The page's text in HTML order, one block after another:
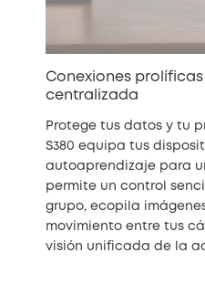
Conexiones
centralizada
Protege tus datos y tu
S380 equipa tus
autoaprendizaje para
permite un control
grupo, ecopila
movimiento entre tus
visión unificada de la